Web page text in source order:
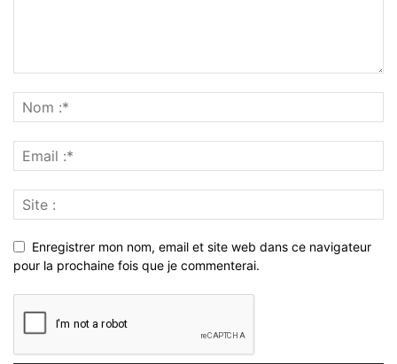
Enregistrer mon nom, email et site web dans ce navigateur
pour la prochaine fois que je commenterai.